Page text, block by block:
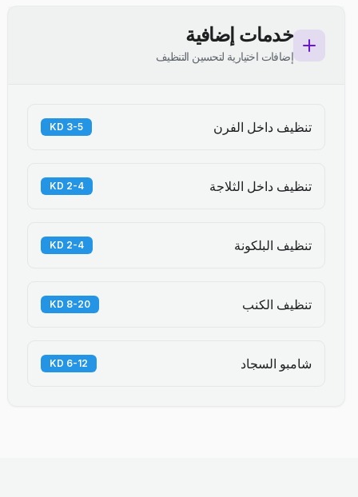
خدمات إضافية
إضافات اختيارية لتحسين التنظيف
تنظيف داخل الفرن 3-5 KD
تنظيف داخل الثلاجة 2-4 KD
تنظيف البلكونة 2-4 KD
تنظيف الكنب 8-20 KD
شامبو السجاد 6-12 KD